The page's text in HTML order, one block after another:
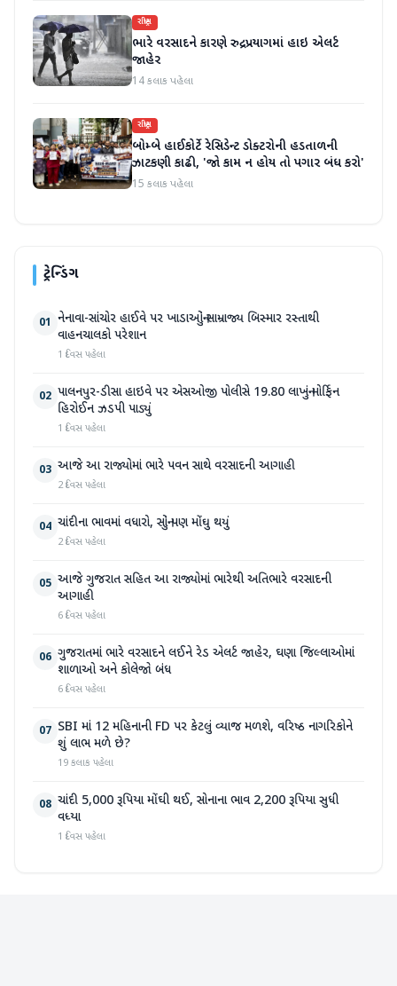
રાષ્ટ્રીય
ભારે વરસાદને કારણે રુદ્રપ્રયાગમાં હાઇ એલર્ટ
જાહેર
14 કલાક પહેલા
રાષ્ટ્રીય
બોમ્બે હાઈકોર્ટે રેસિડેન્ટ ડોક્ટરોની હડતાળની
ઝાટકણી કાઢી, 'જો કામ ન હોય તો પગાર બંધ કરો'
15 કલાક પહેલા
ટ્રેન્ડિંગ
01 નેનાવા-સાંચોર હાઈવે પર ખાડાઓનું સામ્રાજ્ય બિસ્માર રસ્તાથી
વાહનચાલકો પરેશાન
1 દિવસ પહેલા
02 પાલનપુર-ડીસા હાઇવે પર એસઓજી પોલીસે 19.80 લાખનું મોર્ફિન
હિરોઈન ઝડપી પાડ્યું
1 દિવસ પહેલા
03 આજે આ રાજ્યોમાં ભારે પવન સાથે વરસાદની આગાહી
2 દિવસ પહેલા
04 ચાંદીના ભાવમાં વધારો, સોનું પણ મોંઘુ થયું
2 દિવસ પહેલા
05 આજે ગુજરાત સહિત આ રાજ્યોમાં ભારેથી અતિભારે વરસાદની
આગાહી
6 દિવસ પહેલા
06 ગુજરાતમાં ભારે વરસાદને લઈને રેડ એલર્ટ જાહેર, ઘણા જિલ્લાઓમાં
શાળાઓ અને કોલેજો બંધ
6 દિવસ પહેલા
07 SBI માં 12 મહિનાની FD પર કેટલું વ્યાજ મળશે, વરિષ્ઠ નાગરિકોને
શું લાભ મળે છે?
19 કલાક પહેલા
08 ચાંદી 5,000 રૂપિયા મોંઘી થઈ, સોનાના ભાવ 2,200 રૂપિયા સુધી
વધ્યા
1 દિવસ પહેલા